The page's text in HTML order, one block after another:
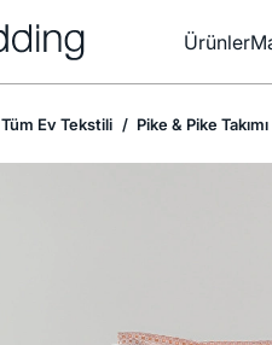
Ürünler
Tüm Ev Tekstili Pike & Pike Takımı